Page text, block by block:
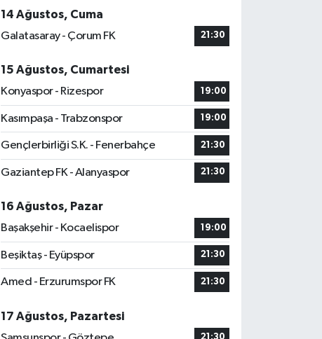
14 Ağustos, Cuma
Galatasaray - Çorum FK
21:30
15 Ağustos, Cumartesi
Konyaspor - Rizespor
19:00
Kasımpaşa - Trabzonspor 19:00
Gençlerbirliği S.K. - Fenerbahçe 21:30
Gaziantep FK - Alanyaspor 21:30
16 Ağustos, Pazar
Başakşehir - Kocaelispor
19:00
Beşiktaş - Eyüpspor 21:30
Amed - Erzurumspor FK 21:30
17 Ağustos, Pazartesi